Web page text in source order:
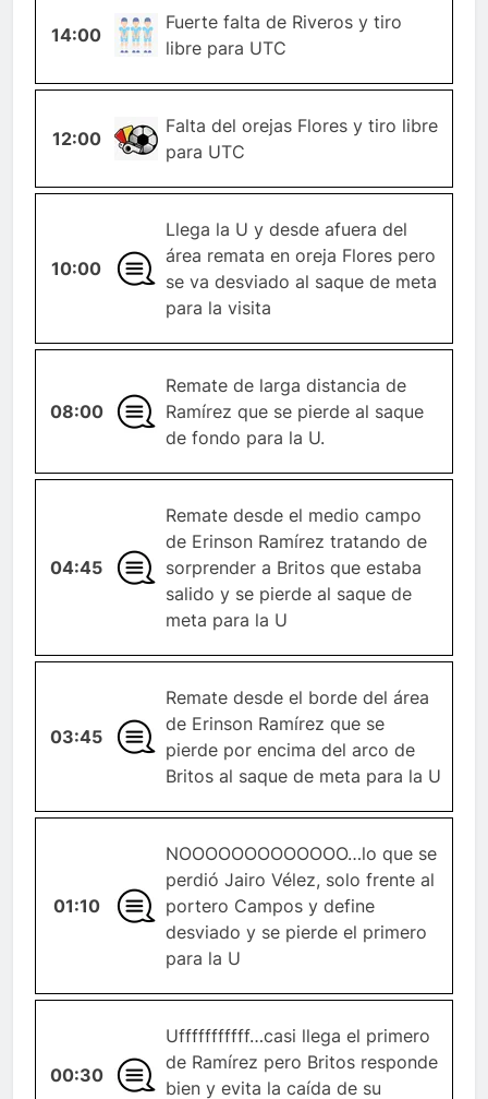
14:00
TIRO-
LIBRE
Fuerte falta de Riveros y tiro
libre para UTC
12:00 FALTA
Falta del orejas Flores y tiro libre
para UTC
10:00GENERAL
Llega la U y desde afuera del
área remata en oreja Flores pero
se va desviado al saque de meta
para la visita
08:00GENERAL
Remate de larga distancia de
Ramírez que se pierde al saque
de fondo para la U.
04:45GENERAL
Remate desde el medio campo
de Erinson Ramírez tratando de
sorprender a Britos que estaba
salido y se pierde al saque de
meta para la U
03:45GENERAL
Remate desde el borde del área
de Erinson Ramírez que se
pierde por encima del arco de
Britos al saque de meta para la U
01:10GENERAL
NOOOOOOOOOOOOO…lo que se
perdió Jairo Vélez, solo frente al
portero Campos y define
desviado y se pierde el primero
para la U
00:30GENERAL
Ufffffffffff…casi llega el primero
de Ramírez pero Britos responde
bien y evita la caída de su